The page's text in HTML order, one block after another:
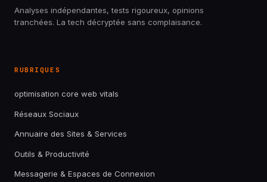
Analyses indépendantes, tests rigoureux, opinions
tranchées. La tech décryptée sans complaisance.
RUBRIQUES
optimisation core web vitals
Réseaux Sociaux
Annuaire des Sites & Services
Outils & Productivité
Messagerie & Espaces de Connexion